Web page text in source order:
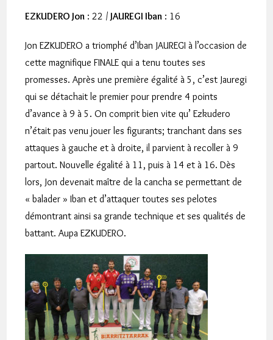
EZKUDERO Jon : 22 /JAUREGI Iban : 16
Jon EZKUDERO a triomphé d’Iban JAUREGI à l’occasion de
cette magnifique FINALE qui a tenu toutes ses
promesses. Après une première égalité à 5, c’est Jauregi
qui se détachait le premier pour prendre 4 points
d’avance à 9 à 5. On comprit bien vite qu’ Ezkudero
n’était pas venu jouer les figurants; tranchant dans ses
attaques à gauche et à droite, il parvient à recoller à 9
partout. Nouvelle égalité à 11, puis à 14 et à 16. Dès
lors, Jon devenait maître de la cancha se permettant de
« balader » Iban et d’attaquer toutes ses pelotes
démontrant ainsi sa grande technique et ses qualités de
battant. Aupa EZKUDERO.